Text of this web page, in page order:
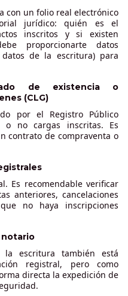
con un folio real electrónico
jurídico: quién es el
inscritos y si existen
proporcionarte datos
de la escritura) para
de existencia o
(CLG)
por el Registro Público
no cargas inscritas. Es
contrato de compraventa o
Es recomendable verificar
anteriores, cancelaciones
no haya inscripciones
notario
escritura también está
registral, pero como
directa la expedición de